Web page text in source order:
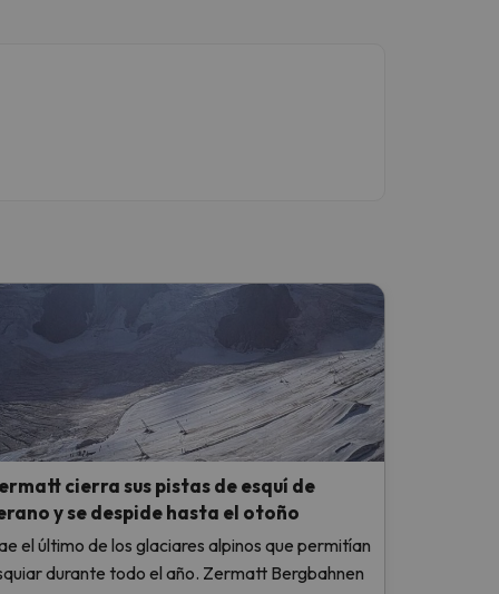
cierra sus pistas de esquí de
y se despide hasta el otoño
el último de los glaciares alpinos que permitían
durante todo el año. Zermatt Bergbahnen